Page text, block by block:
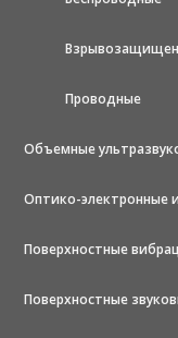
Проводные
Объемные
Оптико-электронные
Поверхностные
Поверхностные